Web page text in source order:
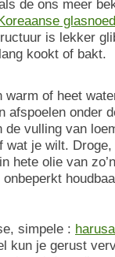
de ons meer
is lekker
kookt of bakt.
of heet
onder
vulling van
je wilt.
hete olie van
simpele :
kun je gerust